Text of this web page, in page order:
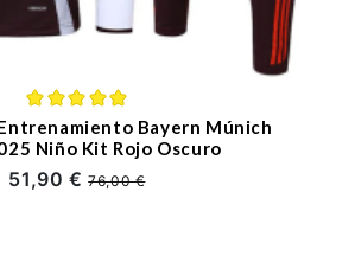
Bayern Múnich
Niño Kit Rojo Oscuro
51,90 €76,00 €